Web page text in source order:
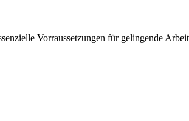
Vorraussetzungen für gelingende